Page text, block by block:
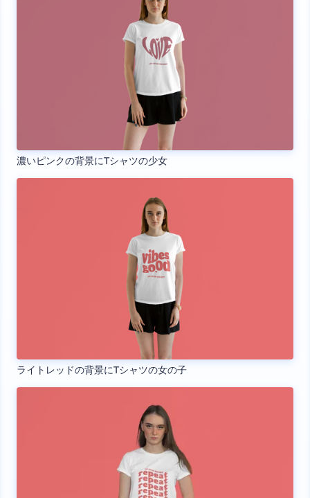
濃いピンクの背景にTシャツの少女
ライトレッドの背景にTシャツの女の子